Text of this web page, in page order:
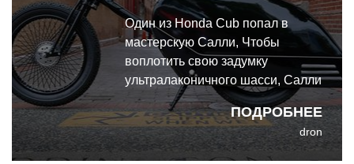
ПОДРОБНЕЕ
Один из Honda Cub попал в
мастерскую Салли, Чтобы
воплотить свою задумку
ультралаконичного шасси, Салли
приступил к шлифовке,
формовке и перепиливанию
стокового железа, создавая
достаточно прочное шасси под
dron